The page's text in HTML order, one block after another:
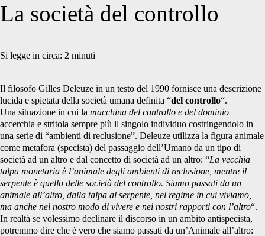
La società del controllo
Si legge in circa: 2 minuti
Il filosofo Gilles Deleuze in un testo del 1990 fornisce una descrizione
lucida e spietata della società umana definita “del controllo“.
Una situazione in cui la macchina del controllo e del dominio
accerchia e stritola sempre più il singolo individuo costringendolo in
una serie di “ambienti di reclusione”. Deleuze utilizza la figura animale
come metafora (specista) del passaggio dell’Umano da un tipo di
società ad un altro e dal concetto di società ad un altro: “La vecchia
talpa monetaria è l’animale degli ambienti di reclusione, mentre il
serpente è quello delle società del controllo. Siamo passati da un
animale all’altro, dalla talpa al serpente, nel regime in cui viviamo,
ma anche nel nostro modo di vivere e nei nostri rapporti con l’altro“.
In realtà se volessimo declinare il discorso in un ambito antispecista,
potremmo dire che è vero che siamo passati da un’Animale all’altro: